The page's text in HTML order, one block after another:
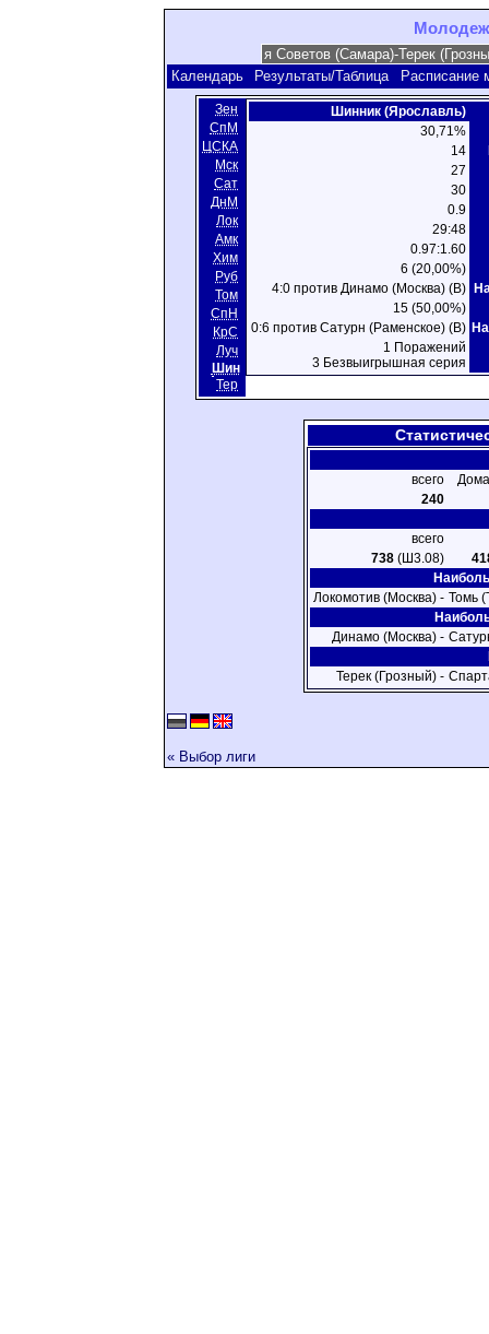
Календарь Результаты/Таблица Расписание
Зен
СпМ
ЦСКА
Мск
Сат
ДнМ
Лок
Амк
Хим
Руб
Том
СпН
КрС
Луч
Шин
Тер
Шинник (Ярославль)
30,71%
14
27
30
0.9
29:48
0.97:1.60
6 (20,00%)
4:0 против Динамо (Москва) (В)
15 (50,00%)
0:6 против Сатурн (Раменское) (В)
1 Поражений
3 Безвыигрышная серия
всего
240
всего
738(Ш3.08)
Локомотив (Москва) - Томь
Динамо (Москва) -
Терек (Грозный) -
« Выбор лиги